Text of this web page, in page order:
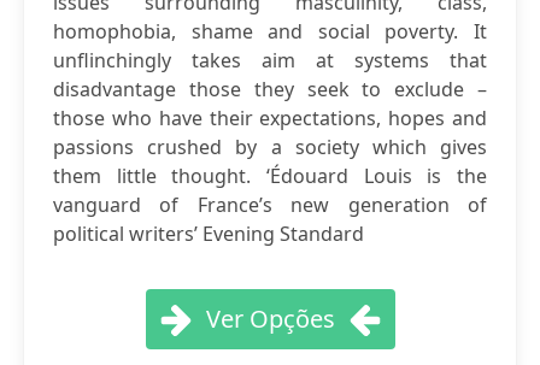
homophobia, shame and social poverty. It
unflinchingly takes aim at systems that
disadvantage those they seek to exclude –
those who have their expectations, hopes and
passions crushed by a society which gives
them little thought. ‘Édouard Louis is the
vanguard of France’s new generation of
political writers’ Evening Standard
Ver Opções